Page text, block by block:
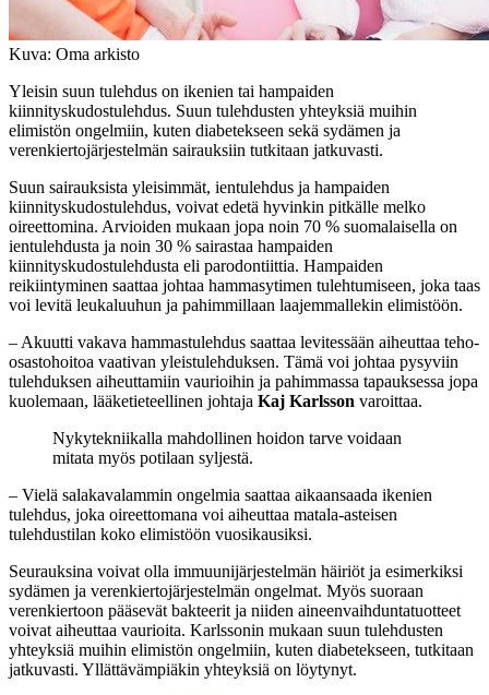
Kuva: Oma arkisto
Yleisin suun tulehdus on ikenien tai hampaiden
kiinnityskudostulehdus. Suun tulehdusten yhteyksiä muihin
elimistön ongelmiin, kuten diabetekseen sekä sydämen ja
verenkiertojärjestelmän sairauksiin tutkitaan jatkuvasti.
Suun sairauksista yleisimmät, ientulehdus ja hampaiden
kiinnityskudostulehdus, voivat edetä hyvinkin pitkälle melko
oireettomina. Arvioiden mukaan jopa noin 70 % suomalaisella on
ientulehdusta ja noin 30 % sairastaa hampaiden
kiinnityskudostulehdusta eli parodontiittia. Hampaiden
reikiintyminen saattaa johtaa hammasytimen tulehtumiseen, joka taas
voi levitä leukaluuhun ja pahimmillaan laajemmallekin elimistöön.
– Akuutti vakava hammastulehdus saattaa levitessään aiheuttaa teho-
osastohoitoa vaativan yleistulehduksen. Tämä voi johtaa pysyviin
tulehduksen aiheuttamiin vaurioihin ja pahimmassa tapauksessa jopa
kuolemaan, lääketieteellinen johtaja Kaj Karlsson varoittaa.
Nykytekniikalla mahdollinen hoidon tarve voidaan
mitata myös potilaan syljestä.
– Vielä salakavalammin ongelmia saattaa aikaansaada ikenien
tulehdus, joka oireettomana voi aiheuttaa matala-asteisen
tulehdustilan koko elimistöön vuosikausiksi.
Seurauksina voivat olla immuunijärjestelmän häiriöt ja esimerkiksi
sydämen ja verenkiertojärjestelmän ongelmat. Myös suoraan
verenkiertoon pääsevät bakteerit ja niiden aineenvaihduntatuotteet
voivat aiheuttaa vaurioita. Karlssonin mukaan suun tulehdusten
yhteyksiä muihin elimistön ongelmiin, kuten diabetekseen, tutkitaan
jatkuvasti. Yllättävämpiäkin yhteyksiä on löytynyt.